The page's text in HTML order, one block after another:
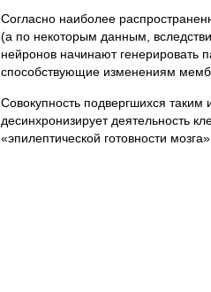
Согласно наиболее
(а по некоторым данным,
нейронов начинают генерировать
способствующие изменениям
Совокупность подвергшихся таким
десинхронизирует деятельность
«эпилептической готовности мозга».